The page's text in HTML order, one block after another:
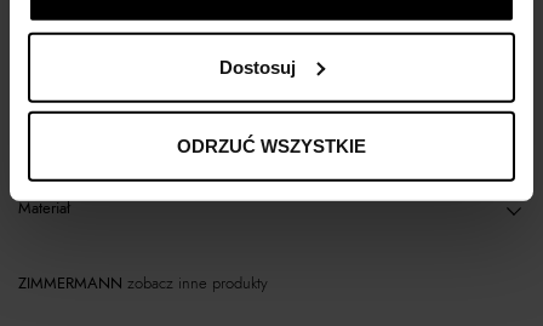
Dostosuj
ODRZUĆ WSZYSTKIE
Kup teraz, Zapłać później!
Materiał
ZIMMERMANN zobacz inne produkty